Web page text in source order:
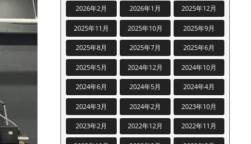
2026年2月 2026年1月 2025年12月
2025年11月 2025年10月 2025年9月
2025年8月 2025年7月 2025年6月
2025年5月 2024年12月 2024年10月
2024年6月 2024年5月 2024年4月
2024年3月 2024年2月 2023年10月
2023年2月 2022年12月 2022年11月